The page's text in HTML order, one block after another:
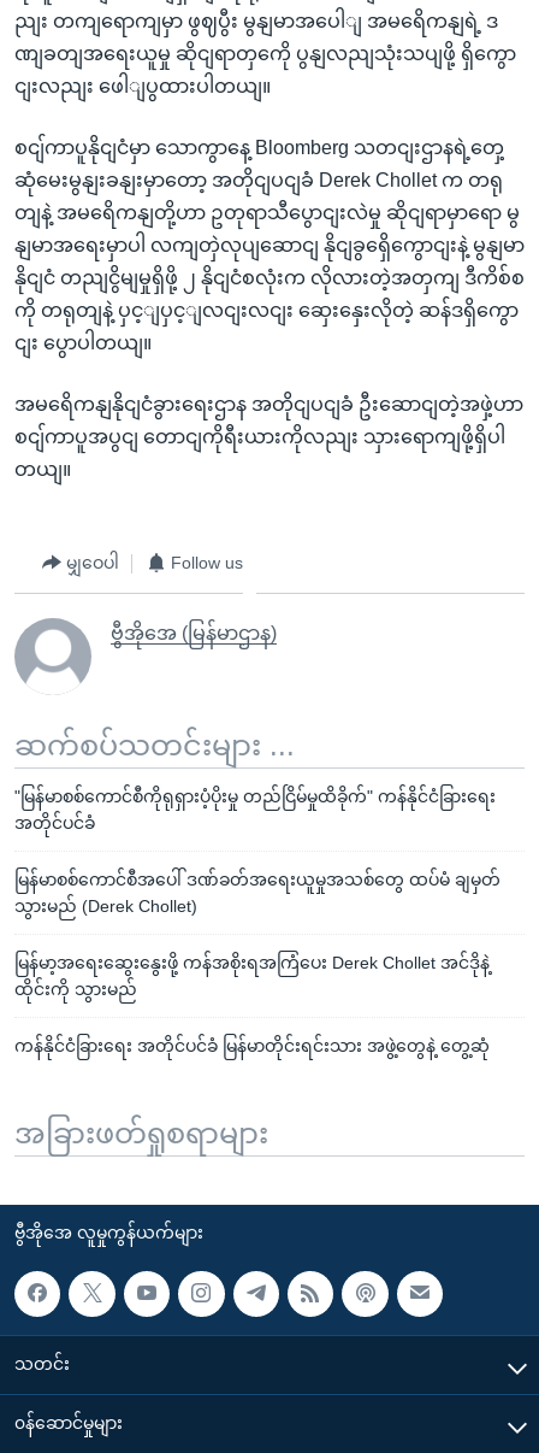
ညျး တကျရောကျမှာ ဖွဈပွီး မွနျမာအပေါျ အမရေိကနျရဲ့ ဒ
ဏျခတျအရေးယူမှု ဆိုငျရာတှကေို ပွနျလညျသုံးသပျဖို့ ရှိကွော
ငျးလညျး ဖေါျပွထားပါတယျ။
စငျ်ကာပူနိုငျငံမှာ သောကွာနေ့ Bloomberg သတငျးဌာနရဲ့တှေ့
ဆုံမေးမွနျးခနျးမှာတော့ အတိုငျပငျခံ Derek Chollet က တရု
တျနဲ့ အမရေိကနျတို့ဟာ ဥတုရာသီပွောငျးလဲမှု ဆိုငျရာမှာရော မွ
နျမာအရေးမှာပါ လကျတှဲလုပျဆောငျ နိုငျခွရှေိကွောငျးနဲ့ မွနျမာ
နိုငျငံ တညျငွိမျမှုရှိဖို့ ၂ နိုငျငံစလုံးက လိုလားတဲ့အတှကျ ဒီကိစ်စ
ကို တရုတျနဲ့ ပှင့ျပှင့ျလငျးလငျး ဆှေးနှေးလိုတဲ့ ဆန်ဒရှိကွော
ငျး ပွောပါတယျ။
အမရေိကနျနိုငျငံခွားရေးဌာန အတိုငျပငျခံ ဦးဆောငျတဲ့အဖှဲ့ဟာ
စငျ်ကာပူအပွငျ တောငျကိုရီးယားကိုလညျး သှားရောကျဖို့ရှိပါ
တယျ။
မျှဝေပါ Follow us
ဗွီအိုအေ (မြန်မာဌာန)
ဆက်စပ်သတင်းများ ...
"မြန်မာစစ်ကောင်စီကိုရုရှားပံ့ပိုးမှု တည်ငြိမ်မှုထိခိုက်" ကန်နိုင်ငံခြားရေး
အတိုင်ပင်ခံ
မြန်မာစစ်ကောင်စီအပေါ် ဒဏ်ခတ်အရေးယူမှုအသစ်တွေ ထပ်မံ ချမှတ်
သွားမည် (Derek Chollet)
မြန်မာ့အရေးဆွေးနွေးဖို့ ကန်အစိုးရအကြံပေး Derek Chollet အင်ဒိုနဲ့
ထိုင်းကို သွားမည်
ကန်နိုင်ငံခြားရေး အတိုင်ပင်ခံ မြန်မာတိုင်းရင်းသား အဖွဲ့တွေနဲ့ တွေ့ဆုံ
အခြားဖတ်ရှုစရာများ
ဗွီအိုအေ လူမှုကွန်ယက်များ
သတင်း
၀န်ဆောင်မှုများ